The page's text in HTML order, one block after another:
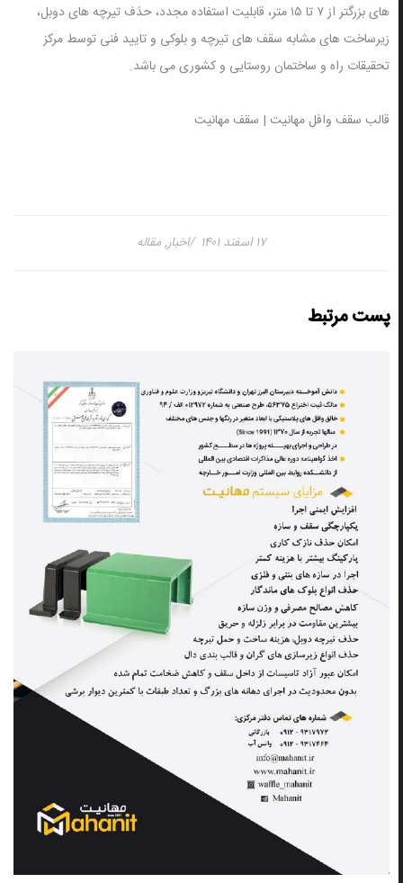
های بزرگتر از ۷ تا ۱۵ متر، قابلیت استفاده مجدد، حذف تیرچه های دوبل،
زیرساخت های مشابه سقف های تیرچه و بلوکی و تایید فنی توسط مرکز
تحقیقات راه و ساختمان روستایی و کشوری می باشد.
قالب سقف وافل مهانیت | سقف مهانیت
۱۷ اسفند ۱۴۰۱ اخبار,مقاله
پست مرتبط